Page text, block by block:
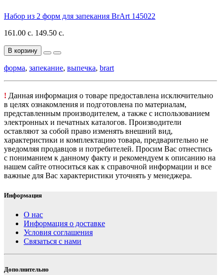
Набор из 2 форм для запекания BrArt 145022
161.00 с. 149.50 с.
В корзину
форма, запекание, выпечка, brart
! Данная информация о товаре предоставлена исключительно
в целях ознакомления и подготовлена по материалам,
представленным производителем, а также с использованием
электронных и печатных каталогов. Производители
оставляют за собой право изменять внешний вид,
характеристики и комплектацию товара, предварительно не
уведомляя продавцов и потребителей. Просим Вас отнестись
с пониманием к данному факту и рекомендуем к описанию на
нашем сайте относиться как к справочной информации и все
важные для Вас характеристики уточнять у менеджера.
Информация
О нас
Информация о доставке
Условия соглашения
Связаться с нами
Дополнительно